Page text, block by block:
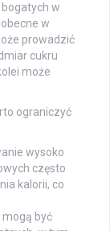
bogatych w
w
prowadzić
cukru
może
ograniczyć
wysoko
często
kalorii, co
być